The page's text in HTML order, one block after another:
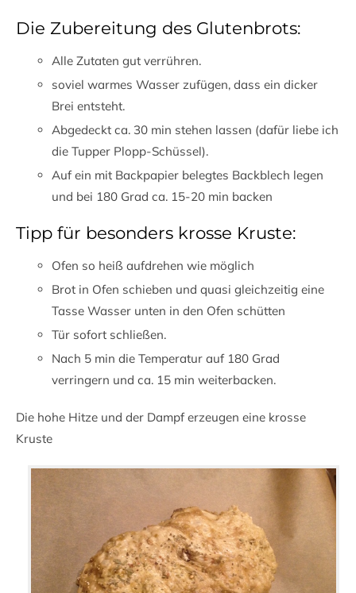
Die Zubereitung des Glutenbrots:
Alle Zutaten gut verrühren.
soviel warmes Wasser zufügen, dass ein dicker
Brei entsteht.
Abgedeckt ca. 30 min stehen lassen (dafür liebe ich
die Tupper Plopp-Schüssel).
Auf ein mit Backpapier belegtes Backblech legen
und bei 180 Grad ca. 15-20 min backen
Tipp für besonders krosse Kruste:
Ofen so heiß aufdrehen wie möglich
Brot in Ofen schieben und quasi gleichzeitig eine
Tasse Wasser unten in den Ofen schütten
Tür sofort schließen.
Nach 5 min die Temperatur auf 180 Grad
verringern und ca. 15 min weiterbacken.
Die hohe Hitze und der Dampf erzeugen eine krosse
Kruste